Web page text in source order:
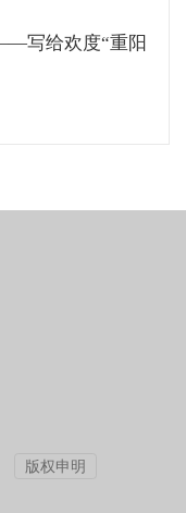
写给欢度“重阳
版权申明